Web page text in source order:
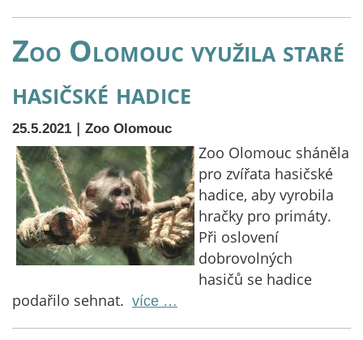
Zoo Olomouc využila staré
hasičské hadice
25.5.2021 | Zoo Olomouc
Zoo Olomouc sháněla
pro zvířata hasičské
hadice, aby vyrobila
hračky pro primáty.
Při oslovení
dobrovolných
hasičů se hadice
podařilo sehnat. více …